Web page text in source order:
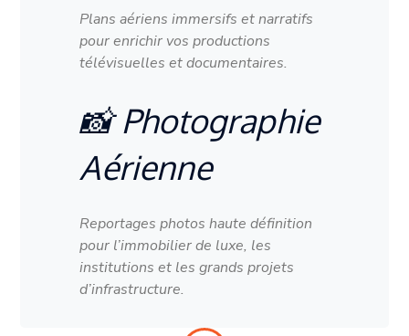
Plans aériens immersifs et narratifs
pour enrichir vos productions
télévisuelles et documentaires.
📸 Photographie
Aérienne
Reportages photos haute définition
pour l’immobilier de luxe, les
institutions et les grands projets
d’infrastructure.